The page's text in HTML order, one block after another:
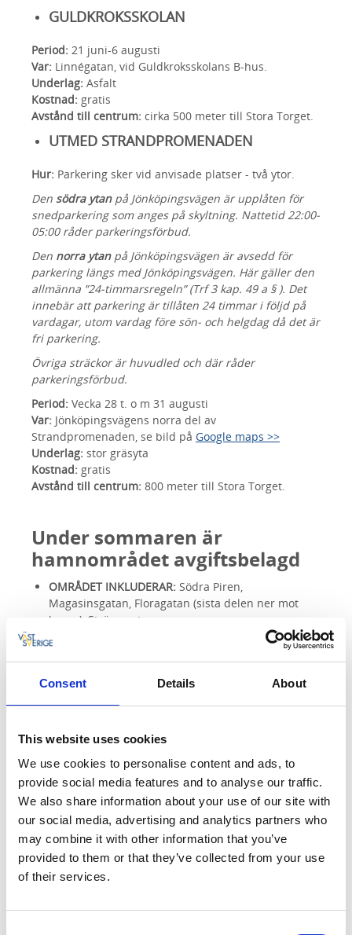
Consent Details About
This website uses cookies
We use cookies to personalise content and ads, to
provide social media features and to analyse our traffic.
We also share information about your use of our site with
our social media, advertising and analytics partners who
may combine it with other information that you’ve
provided to them or that they’ve collected from your use
of their services.
GULDKROKSSKOLAN
Period: 21 juni-6 augusti
Var: Linnégatan, vid Guldkroksskolans B-hus.
Underlag: Asfalt
Kostnad: gratis
Avstånd till centrum: cirka 500 meter till Stora Torget.
UTMED STRANDPROMENADEN
Hur: Parkering sker vid anvisade platser - två ytor.
Den södra ytanpå Jönköpingsvägen är upplåten för
snedparkering som anges på skyltning. Nattetid 22:00-
05:00 råder parkeringsförbud.
Den norra ytanpå Jönköpingsvägen är avsedd för
parkering längs med Jönköpingsvägen. Här gäller den
allmänna ”24-timmarsregeln” (Trf 3 kap. 49 a § ). Det
innebär att parkering är tillåten 24 timmar i följd på
vardagar, utom vardag före sön- och helgdag då det är
fri parkering.
Övriga sträckor är huvudled och där råder
parkeringsförbud.
Period: Vecka 28 t. o m 31 augusti
Var: Jönköpingsvägens norra del av
Strandpromenaden, se bild på Google maps >>
Underlag: stor gräsyta
Kostnad: gratis
Avstånd till centrum: 800 meter till Stora Torget.
Under sommaren är
hamnområdet avgiftsbelagd
OMRÅDET INKLUDERAR: Södra Piren,
Magasinsgatan, Floragatan (sista delen ner mot
hamn), Strömparterren
AVGIFT SOMMARTID:
1 JUNI-31 AUG (kl. 09:00-18:00
mån-sön, SEK 20/timma, max 60 SEK/tillfälle).
P-SKIVA HÖST, VINTER, VÅR:1 SEP-31 MAJ
Parkera med elbil
VAR?
Strömparterren i hamnen. Två laddplatser.
Viktoriagatan intill parken "Prärien" och
busstationen. Fyra laddplatser.
Floragatan. Fyra laddplatser. (Här finns